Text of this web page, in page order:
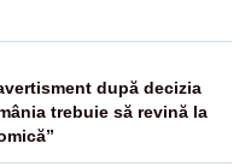
după decizia
trebuie să revină la